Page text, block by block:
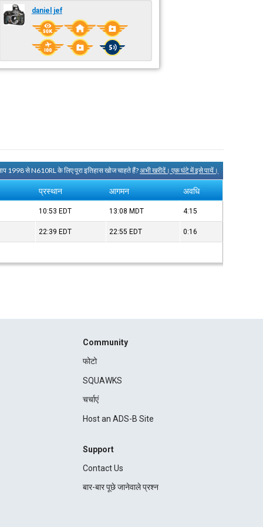
daniel jef
1998 से N610RL के लिए पूरा इतिहास खोज चाहते हैं?अभी खरीदें। एक घंटे में इसे पायें।
प्रस्थान आगमन अवधि
10:53 EDT 13:08 MDT 4:15
22:39 EDT 22:55 EDT 0:16
Community
फोटो
SQUAWKS
चर्चाएं
Host an ADS-B Site
Support
Contact Us
बार-बार पूछे जानेवाले प्रश्न